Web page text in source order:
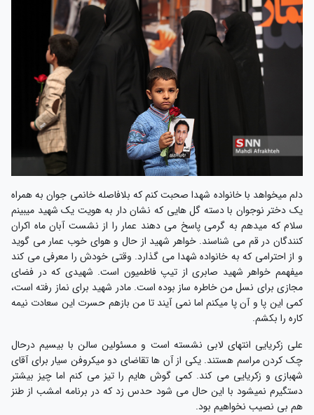
دلم میخواهد با خانواده شهدا صحبت کنم که بلافاصله خانمی جوان به همراه
یک دختر نوجوان با دسته گل هایی که نشان دار به هویت یک شهید میبینم
سلام که میدهم به گرمی پاسخ می دهند عمار را از نشست آبان ماه اکران
کنندگان در قم می شناسند. خواهر شهید از حال و هوای خوب عمار می گوید
و از احترامی که به خانواده شهدا می گذارد. وقتی خودش را معرفی می کند
میفهمم خواهر شهید صابری از تیپ فاطمیون است. شهیدی که در فضای
مجازی برای نسل من خاطره ساز بوده است. مادر شهید برای نماز رفته است،
کمی این پا و آن پا میکنم اما نمی آیند تا من بازهم حسرت این سعادت نیمه
کاره را بکشم.
علی زکریایی انتهای لابی نشسته است و مسئولین سالن با بیسیم درحال
چک کردن مراسم هستند. یکی از آن ها تقاضای دو میکروفن سیار برای آقای
شهبازی و زکریایی می کند. کمی گوش هایم را تیز می کنم اما چیز بیشتر
دستگیرم نمیشود با این حال می شود حدس زد که در برنامه امشب از طنز
هم بی نصیب نخواهیم بود.